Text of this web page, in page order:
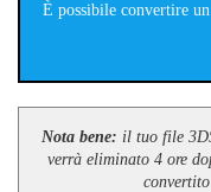
È possibile convertire
Nota bene: il tuo file
verrà eliminato 4 ore